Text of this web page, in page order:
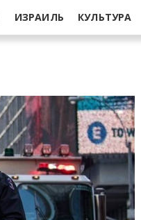
ИЗРАИЛЬ КУЛЬТУРА